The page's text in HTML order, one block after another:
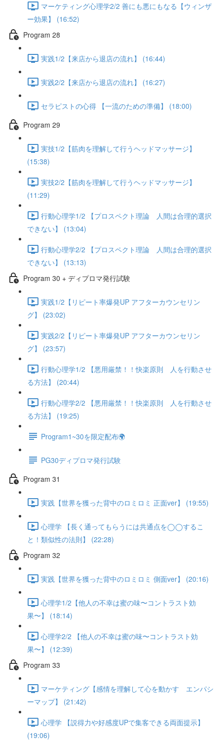
マーケティング心理学2/2 善にも悪にもなる【ウィンザ
ー効果】 (16:52)
Program 28
実践1/2【来店から退店の流れ】 (16:44)
実践2/2【来店から退店の流れ】 (16:27)
セラピストの心得 【一流のための準備】 (18:00)
Program 29
実技1/2【筋肉を理解して行うヘッドマッサージ】
(15:38)
実技2/2【筋肉を理解して行うヘッドマッサージ】
(11:29)
行動心理学1/2 【プロスペクト理論 人間は合理的選択
できない】 (13:04)
行動心理学2/2 【プロスペクト理論 人間は合理的選択
できない】 (13:13)
Program 30 + ディプロマ発行試験
実践1/2【リピート率爆発UP アフターカウンセリン
グ】 (23:02)
実践2/2【リピート率爆発UP アフターカウンセリン
グ】 (23:57)
行動心理学1/2 【悪用厳禁！！快楽原則 人を行動させ
る方法】 (20:44)
行動心理学2/2 【悪用厳禁！！快楽原則 人を行動させ
る方法】 (19:25)
Program1~30を限定配布🌍
PG30ディプロマ発行試験
Program 31
実践【世界を獲った背中のロミロミ 正面ver】 (19:55)
心理学 【長く通ってもらうには共通点を◯◯するこ
と！類似性の法則】 (22:28)
Program 32
実践【世界を獲った背中のロミロミ 側面ver】 (20:16)
心理学1/2【他人の不幸は蜜の味〜コントラスト効
果〜】 (18:14)
心理学2/2 【他人の不幸は蜜の味〜コントラスト効
果〜】 (12:39)
Program 33
マーケティング【感情を理解して心を動かす エンパシ
ーマップ】 (21:42)
心理学 【説得力や好感度UPで集客できる両面提示】
(19:06)